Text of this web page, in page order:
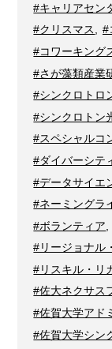
#キャリアセン
#クリスマス
#
#コワーキング
#さが藻類産業
#シンクロトロ
#シンクロトン
#スペシャルコ
#ダイバーシテ
#データサイエ
#ネーミングラ
#ボランティア
#リージョナル
#リスキル・リ
#佐大ネクサス
#佐賀大学アド
#佐賀大学シン